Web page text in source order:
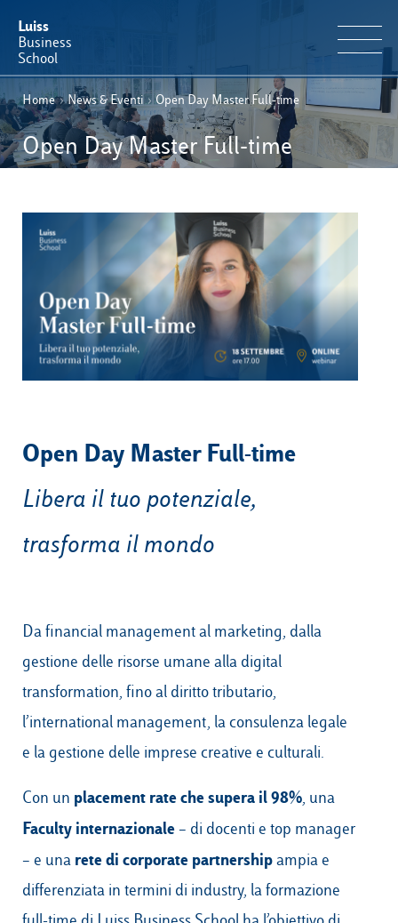
Luiss
Business
School
IT EN
Offerta Formativa
Perché Luiss Business School
News & Eventi
Operation & Students’ Experience
E-Learning
Roma
Milano
Dubai
Luiss.it
Home › News & Eventi › Open Day Master Full-time
Open Day Master Full-time
Open Day Master Full-time
Libera il tuo potenziale,
trasforma il mondo
Da financial management al marketing, dalla
gestione delle risorse umane alla digital
transformation, fino al diritto tributario,
l’international management, la consulenza legale
e la gestione delle imprese creative e culturali.
Con un placement rate che supera il 98%, una
Faculty internazionale– di docenti e top manager
– e una rete di corporate partnershipampia e
differenziata in termini di industry, la formazione